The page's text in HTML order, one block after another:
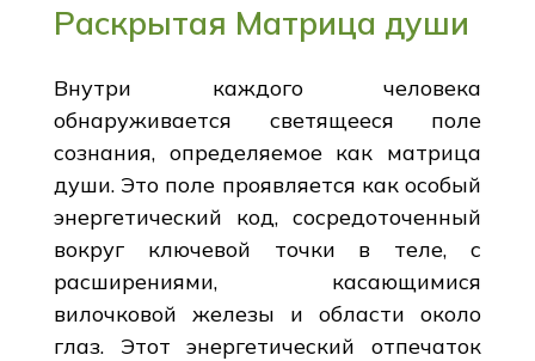
Раскрытая Матрица души
Внутри каждого человека
обнаруживается светящееся поле
сознания, определяемое как матрица
души. Это поле проявляется как особый
энергетический код, сосредоточенный
вокруг ключевой точки в теле, с
расширениями, касающимися
вилочковой железы и области около
глаз. Этот энергетический отпечаток